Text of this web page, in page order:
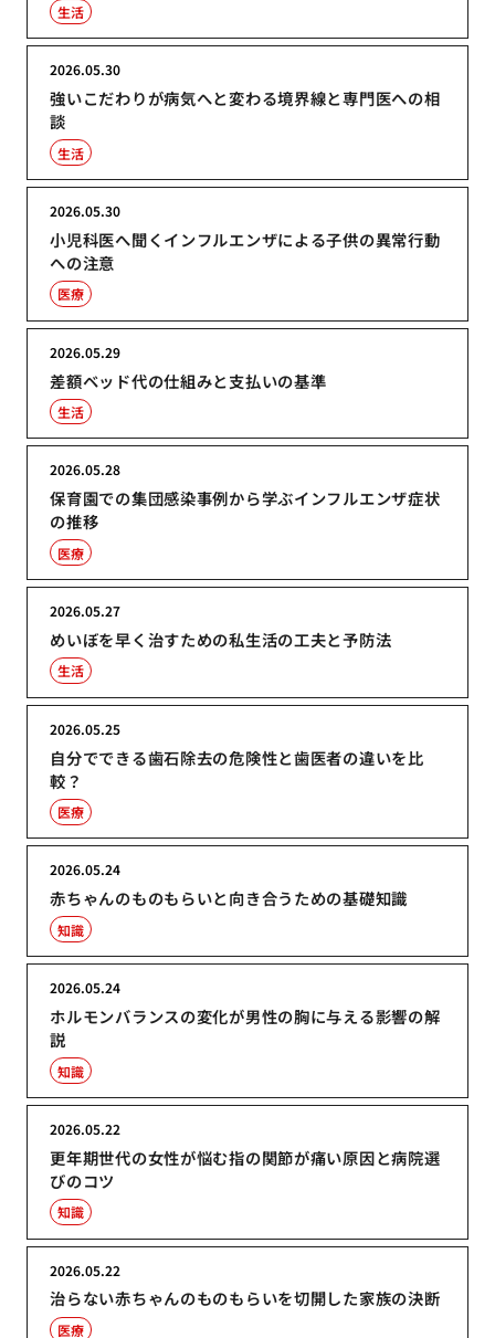
生活
強いこだわりが病気へと変わる境界線と専門医への相
談
2026.05.30
生活
小児科医へ聞くインフルエンザによる子供の異常行動
への注意
2026.05.30
医療
差額ベッド代の仕組みと支払いの基準
2026.05.29
生活
保育園での集団感染事例から学ぶインフルエンザ症状
の推移
2026.05.28
医療
めいぼを早く治すための私生活の工夫と予防法
2026.05.27
生活
自分でできる歯石除去の危険性と歯医者の違いを比
較？
2026.05.25
医療
赤ちゃんのものもらいと向き合うための基礎知識
2026.05.24
知識
ホルモンバランスの変化が男性の胸に与える影響の解
説
2026.05.24
知識
更年期世代の女性が悩む指の関節が痛い原因と病院選
びのコツ
2026.05.22
知識
治らない赤ちゃんのものもらいを切開した家族の決断
2026.05.22
医療